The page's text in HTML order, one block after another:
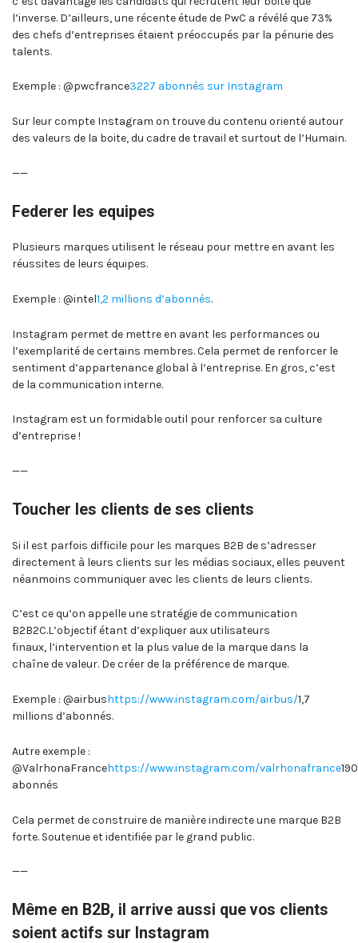
l’inverse. D’ailleurs, une récente étude de PwC a révélé que 73%
des chefs d’entreprises étaient préoccupés par la pénurie des
talents.
Exemple : @pwcfrance3227 abonnés sur Instagram
Sur leur compte Instagram on trouve du contenu orienté autour
des valeurs de la boite, du cadre de travail et surtout de l’Humain.
——
Federer les equipes
Plusieurs marques utilisent le réseau pour mettre en avant les
réussites de leurs équipes.
Exemple : @intel1,2 millions d’abonnés.
Instagram permet de mettre en avant les performances ou
l’exemplarité de certains membres. Cela permet de renforcer le
sentiment d’appartenance global à l’entreprise. En gros, c’est
de la communication interne.
Instagram est un formidable outil pour renforcer sa culture
d’entreprise !
——
Toucher les clients de ses clients
Si il est parfois difficile pour les marques B2B de s’adresser
directement à leurs clients sur les médias sociaux, elles peuvent
néanmoins communiquer avec les clients de leurs clients.
C’est ce qu’on appelle une stratégie de communication
B2B2C.L’objectif étant d’expliquer aux utilisateurs
finaux, l’intervention et la plus value de la marque dans la
chaîne de valeur. De créer de la préférence de marque.
Exemple : @airbushttps://www.instagram.com/airbus/1,7
millions d’abonnés.
Autre exemple :
@ValrhonaFrancehttps://www.instagram.com/valrhonafrance
abonnés
Cela permet de construire de manière indirecte une marque B2B
forte. Soutenue et identifiée par le grand public.
——
Même en B2B, il arrive aussi que vos clients
soient actifs sur Instagram